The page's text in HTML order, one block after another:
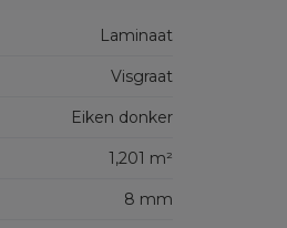
Laminaat
Visgraat
Eiken donker
1,201 m²
8 mm